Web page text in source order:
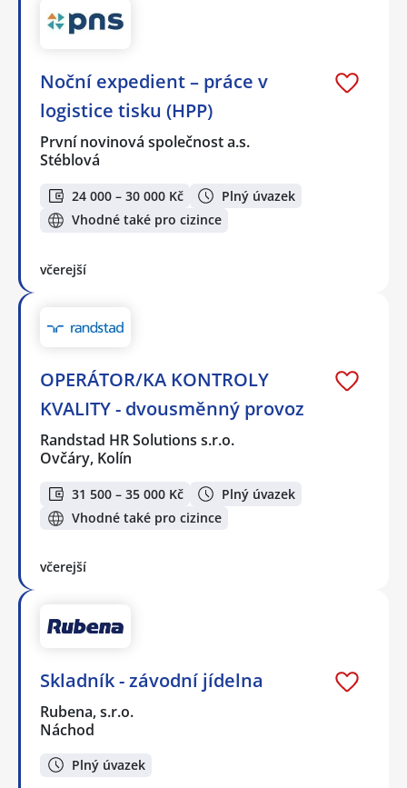
Noční expedient – práce v
logistice tisku (HPP)
První novinová společnost a.s.
Stéblová
24 000 – 30 000 Kč
Plný úvazek
Vhodné také pro cizince
včerejší
OPERÁTOR/KA KONTROLY
KVALITY - dvousměnný provoz
Randstad HR Solutions s.r.o.
Ovčáry, Kolín
31 500 – 35 000 Kč
Plný úvazek
Vhodné také pro cizince
včerejší
Skladník - závodní jídelna
Rubena, s.r.o.
Náchod
Plný úvazek